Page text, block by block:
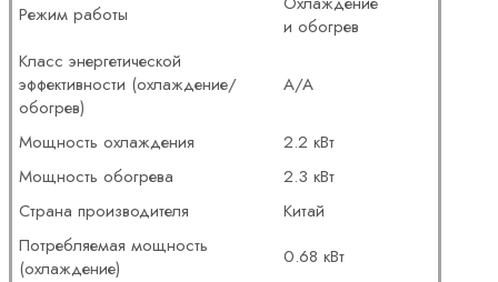
Режим работы
и обогрев
Класс энергетической
эффективности (охлаждение/
обогрев)
A/A
Мощность охлаждения
2.2 кВт
Мощность обогрева
2.3 кВт
Страна производителя
Китай
Потребляемая мощность
(охлаждение)
0.68 кВт